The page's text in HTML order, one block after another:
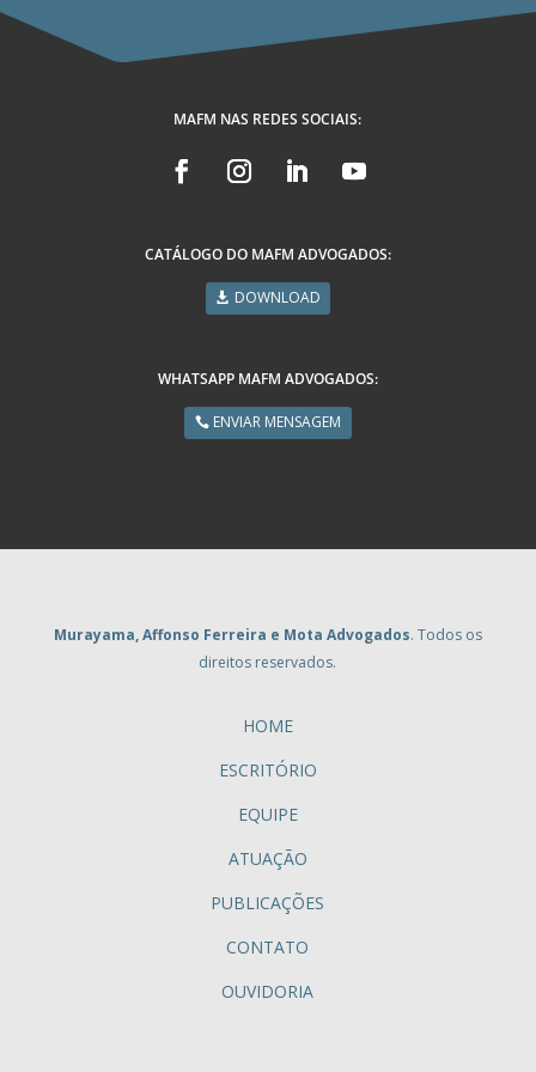
MAFM NAS REDES SOCIAIS:
CATÁLOGO DO MAFM ADVOGADOS:
DOWNLOAD
WHATSAPP MAFM ADVOGADOS:
ENVIAR MENSAGEM
Murayama, Affonso Ferreira e Mota Advogados. Todos os
direitos reservados.
HOME
ESCRITÓRIO
EQUIPE
ATUAÇÃO
PUBLICAÇÕES
CONTATO
OUVIDORIA